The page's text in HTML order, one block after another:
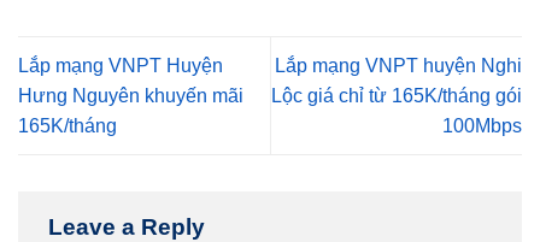
Lắp mạng VNPT Huyện
Hưng Nguyên khuyến mãi
165K/tháng
Lắp mạng VNPT huyện Nghi
Lộc giá chỉ từ 165K/tháng gói
100Mbps
Leave a Reply